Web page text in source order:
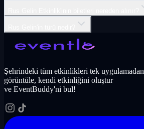
Şehrindeki tüm etkinlikleri tek uygulamadan
görüntüle, kendi etkinliğini oluştur
ve EventBuddy'ni bul!